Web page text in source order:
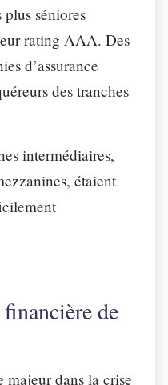
plus séniores
rating AAA. Des
d’assurance
des tranches
intermédiaires,
étaient
de
dans la crise